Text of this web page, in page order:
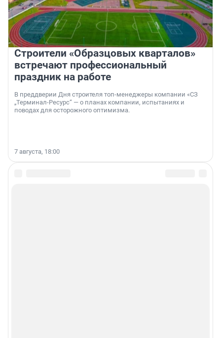
Строители «Образцовых кварталов»
встречают профессиональный
праздник на работе
В преддверии Дня строителя топ-менеджеры компании «СЗ
„Терминал-Ресурс“ — о планах компании, испытаниях и
поводах для осторожного оптимизма.
7 августа, 18:00